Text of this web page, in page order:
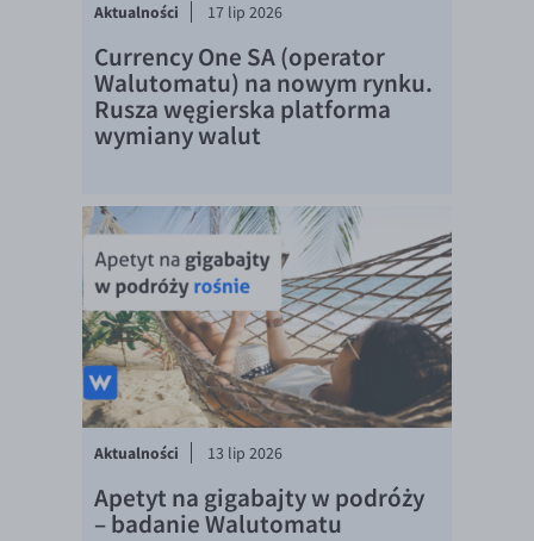
Aktualności 17 lip 2026
Currency One SA (operator
Walutomatu) na nowym rynku.
Rusza węgierska platforma
wymiany walut
Aktualności 13 lip 2026
Apetyt na gigabajty w podróży
– badanie Walutomatu